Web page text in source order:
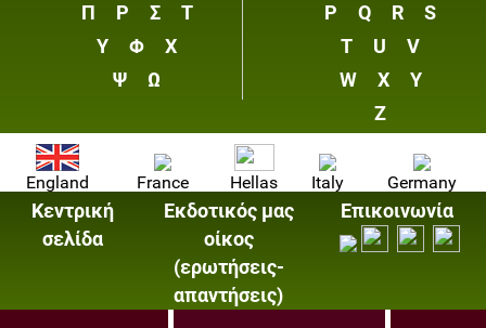
Π
Ρ Σ
Τ
Υ
Φ
Χ
Ψ
Ω
P
Q R
S
T
U
V
W
X
Y
Z
England France Hellas Italy Germany
Κεντρική
σελίδα
Εκδοτικός μας
οίκος
(ερωτήσεις-
απαντήσεις)
Επικοινωνία